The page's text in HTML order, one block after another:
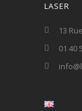
LASER
13
01 40